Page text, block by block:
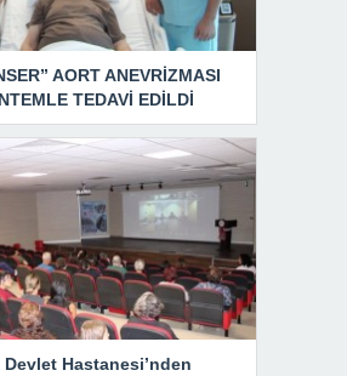
AORT ANEVRİZMASI
TEDAVİ EDİLDİ
Hastanesi’nden